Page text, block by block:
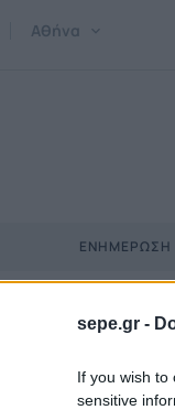
sepe.gr -
If you wish to
sensitive
Αθήνα
ΕΝΗΜΕΡΩΣΗ